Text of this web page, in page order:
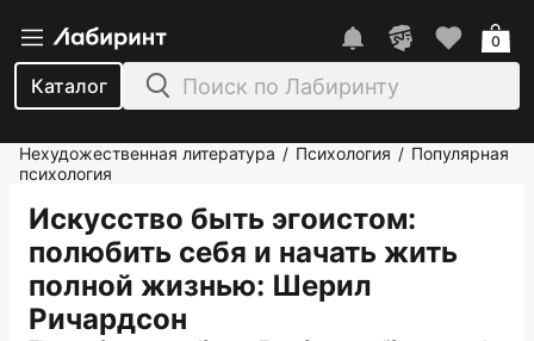
Каталог
0
Нехудожественная литература / Психология / Популярная
психология
Искусство быть эгоистом:
полюбить себя и начать жить
полной жизнью: Шерил
Ричардсон